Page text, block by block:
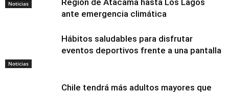
Noticias
ante emergencia climática
Noticias
Hábitos saludables para disfrutar
eventos deportivos frente a una pantalla
Chile tendrá más adultos mayores que